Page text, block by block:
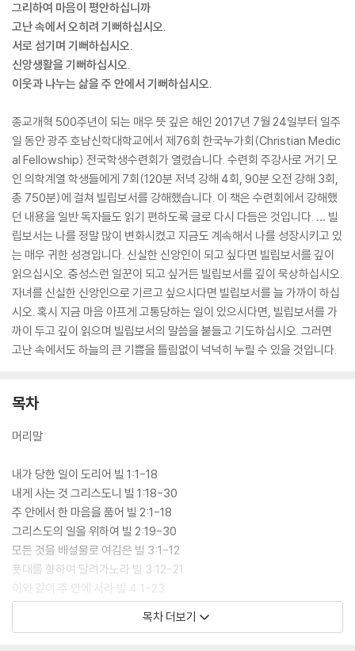
그리하여 마음이 평안하십니까
고난 속에서 오히려 기뻐하십시오.
서로 섬기며 기뻐하십시오.
신앙생활을 기뻐하십시오.
이웃과 나누는 삶을 주 안에서 기뻐하십시오.
종교개혁 500주년이 되는 매우 뜻 깊은 해인 2017년 7월 24일부터 일주
일 동안 광주 호남신학대학교에서 제76회 한국누가회(Christian Medic
al Fellowship) 전국학생수련회가 열렸습니다. 수련회 주강사로 거기 모
인 의학계열 학생들에게 7회(120분 저녁 강해 4회, 90분 오전 강해 3회,
총 750분)에 걸쳐 빌립보서를 강해했습니다. 이 책은 수련회에서 강해했
던 내용을 일반 독자들도 읽기 편하도록 글로 다시 다듬은 것입니다. … 빌
립보서는 나를 정말 많이 변화시켰고 지금도 계속해서 나를 성장시키고 있
는 매우 귀한 성경입니다. 신실한 신앙인이 되고 싶다면 빌립보서를 깊이
읽으십시오. 충성스런 일꾼이 되고 싶거든 빌립보서를 깊이 묵상하십시오.
자녀를 신실한 신앙인으로 기르고 싶으시다면 빌립보서를 늘 가까이 하십
시오. 혹시 지금 마음 아프게 고통당하는 일이 있으시다면, 빌립보서를 가
까이 두고 깊이 읽으며 빌립보서의 말씀을 붙들고 기도하십시오. 그러면
고난 속에서도 하늘의 큰 기쁨을 틀림없이 넉넉히 누릴 수 있을 것입니다.
목차
머리말
내가 당한 일이 도리어 빌 1:1-18
내게 사는 것 그리스도니 빌 1:18-30
주 안에서 한 마음을 품어 빌 2:1-18
그리스도의 일을 위하여 빌 2:19-30
모든 것을 배설물로 여김은 빌 3:1-12
푯대를 향하여 달려가노라 빌 3:12-21
이와 같이 주 안에 서라 빌 4:1-23
목차 더보기